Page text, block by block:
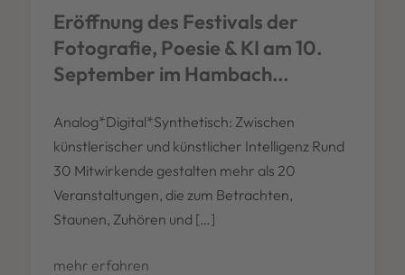
Eröffnung des Festivals der
Fotografie, Poesie & KI am 10.
September im Hambach...
Analog*Digital*Synthetisch: Zwischen
künstlerischer und künstlicher Intelligenz Rund
30 Mitwirkende gestalten mehr als 20
Veranstaltungen, die zum Betrachten,
Staunen, Zuhören und […]
mehr erfahren